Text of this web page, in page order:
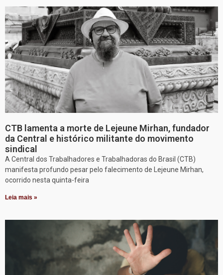
CTB lamenta a morte de Lejeune Mirhan, fundador
da Central e histórico militante do movimento
sindical
A Central dos Trabalhadores e Trabalhadoras do Brasil (CTB)
manifesta profundo pesar pelo falecimento de Lejeune Mirhan,
ocorrido nesta quinta-feira
Leia mais »